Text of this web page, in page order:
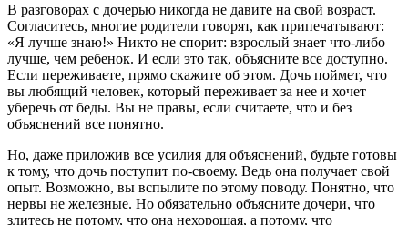
В разговорах с дочерью никогда не давите на свой возраст.
Согласитесь, многие родители говорят, как припечатывают:
«Я лучше знаю!» Никто не спорит: взрослый знает что-либо
лучше, чем ребенок. И если это так, объясните все доступно.
Если переживаете, прямо скажите об этом. Дочь поймет, что
вы любящий человек, который переживает за нее и хочет
уберечь от беды. Вы не правы, если считаете, что и без
объяснений все понятно.
Но, даже приложив все усилия для объяснений, будьте готовы
к тому, что дочь поступит по-своему. Ведь она получает свой
опыт. Возможно, вы вспылите по этому поводу. Понятно, что
нервы не железные. Но обязательно объясните дочери, что
злитесь не потому, что она нехорошая, а потому, что